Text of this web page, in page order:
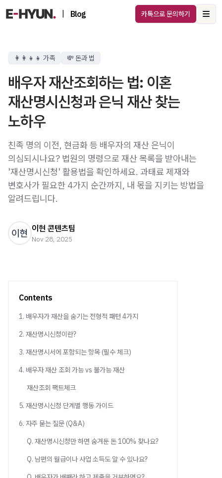
Blog 카톡으로 문의하기
👩‍👩‍👧‍👧 가족 💸 돈과 법
배우자 재산조회하는 법: 이혼
재산명시신청과 은닉 재산 찾는
노하우
친족 명의 이전, 현금화 등 배우자의 재산 은닉이
의심되시나요? 법원의 명령으로 재산 목록을 받아내는
'재산명시신청' 활용법을 확인하세요. 과태료 제재와
변호사가 필요한 4가지 순간까지, 내 몫을 지키는 방법을
알려드립니다.
이현 이현 콘텐츠팀
Nov 28, 2025
Contents
1. 배우자가 재산을 숨기는 전형적 패턴 4가지
2. 재산명시신청이란?
3. 재산명시서에 포함되는 항목 (필수 체크)
4. 배우자 재산 조회 가능 vs 불가능 재산
재산조회 팩트체크
5. 재산명시신청 단계별 행동 가이드
6. 자주 묻는 질문 (Q&A)
Q. 재산명시신청만 하면 숨겨둔 돈 100% 찾나요?
Q. 남편의 월급이나 사업 소득도 알 수 있나요?